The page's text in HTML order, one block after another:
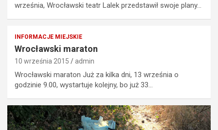
września, Wrocławski teatr Lalek przedstawił swoje plany…
INFORMACJE MIEJSKIE
Wrocławski maraton
10 września 2015 admin
Wrocławski maraton Już za kilka dni, 13 września o
godzinie 9.00, wystartuje kolejny, bo już 33…